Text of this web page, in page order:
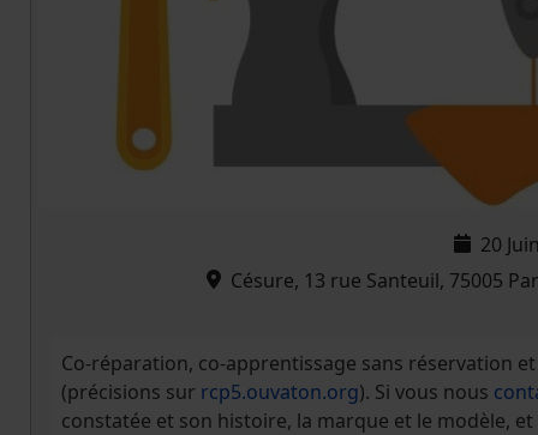
20
Césure, 13 rue Santeuil, 75005
Co-réparation, co-apprentissage sans réservation
(précisions sur rcp5.ouvaton.org). Si vous nous
constatée et son histoire, la marque et le modèle,